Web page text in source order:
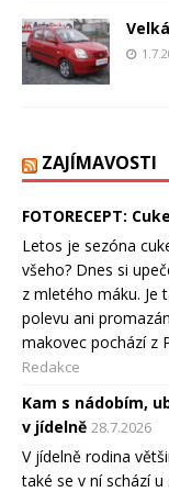
ZAJÍMAVOSTI
FOTORECEPT:
Letos je sezóna
všeho? Dnes si
z mletého máku. Je
polevu ani
makovec pochází z
Redakce
Kam s nádobím,
v jídelně 28.7.2026
V jídelně rodina
také se v ní schází